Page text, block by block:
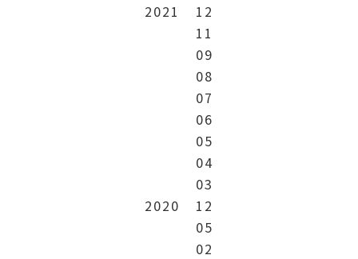
2021
12
11
09
08
07
06
05
04
03
2020
12
05
02